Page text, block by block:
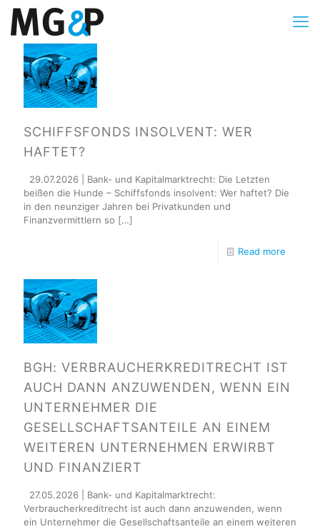
SCHIFFSFONDS INSOLVENT: WER
HAFTET?
29.07.2026 | Bank- und Kapitalmarktrecht: Die Letzten
beißen die Hunde – Schiffsfonds insolvent: Wer haftet? Die
in den neunziger Jahren bei Privatkunden und
Finanzvermittlern so […]
Read more
BGH: VERBRAUCHERKREDITRECHT IST
AUCH DANN ANZUWENDEN, WENN EIN
UNTERNEHMER DIE
GESELLSCHAFTSANTEILE AN EINEM
WEITEREN UNTERNEHMEN ERWIRBT
UND FINANZIERT
27.05.2026 | Bank- und Kapitalmarktrecht:
Verbraucherkreditrecht ist auch dann anzuwenden, wenn
ein Unternehmer die Gesellschaftsanteile an einem weiteren